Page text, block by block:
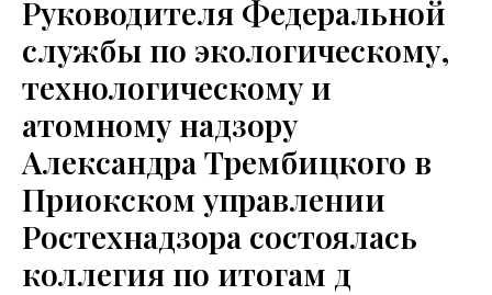
Руководителя Федеральной
службы по экологическому,
технологическому и
атомному надзору
Александра Трембицкого в
Приокском управлении
Ростехнадзора состоялась
коллегия по итогам д